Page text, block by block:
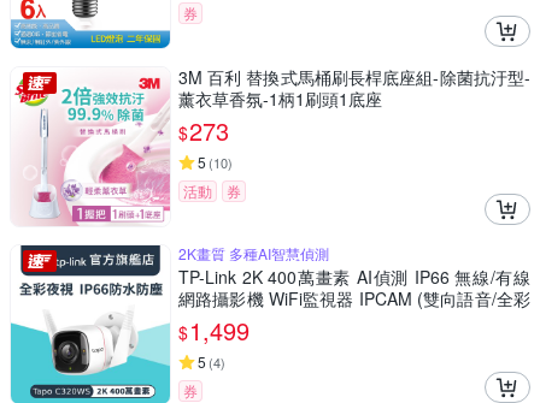
券
3M 百利 替換式馬桶刷長桿底座組-除菌抗汙型-
薰衣草香氛-1柄1刷頭1底座
$273
5 (10)
活動 券
2K畫質 多種AI智慧偵測
TP-Link 2K 400萬畫素 AI偵測 IP66 無線/有線
網路攝影機 WiFi監視器 IPCAM (雙向語音/全彩
夜視/Tapo C320WS)
$1,499
5 (4)
券